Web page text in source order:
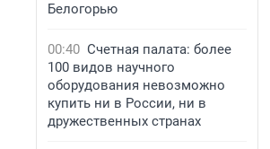
Белогорью
00:40 Счетная палата: более
100 видов научного
оборудования невозможно
купить ни в России, ни в
дружественных странах